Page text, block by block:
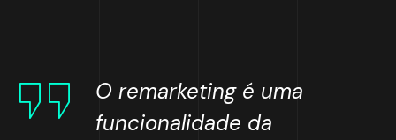
O remarketing é uma
funcionalidade da